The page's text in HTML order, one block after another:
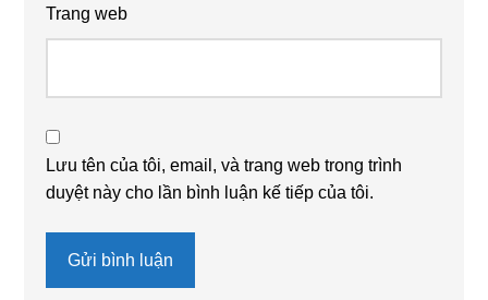
Trang web
Lưu tên của tôi, email, và trang web trong trình
duyệt này cho lần bình luận kế tiếp của tôi.